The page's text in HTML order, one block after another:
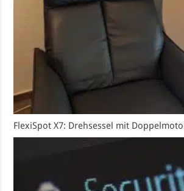
FlexiSpot X7: Drehsessel mit